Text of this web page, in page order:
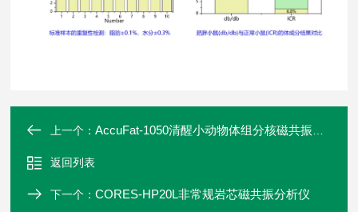
上一个：AccuFat-1050清醒小动物体组分核磁共振分析仪
返回列表
下一个：CORES-HP20L非常规岩芯磁共振分析仪